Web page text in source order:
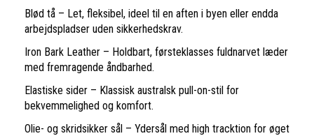
Blød tå – Let, fleksibel, ideel til en aften i byen eller endda
arbejdspladser uden sikkerhedskrav.
Iron Bark Leather – Holdbart, førsteklasses fuldnarvet læder
med fremragende åndbarhed.
Elastiske sider – Klassisk australsk pull-on-stil for
bekvemmelighed og komfort.
Olie- og skridsikker sål – Ydersål med high tracktion for øget